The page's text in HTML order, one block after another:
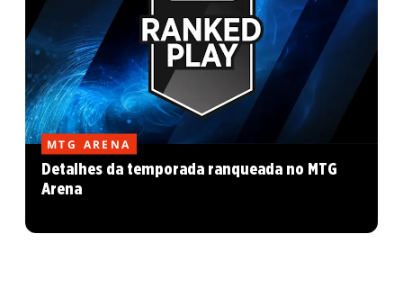
MTG ARENA
Detalhes da temporada ranqueada no MTG
Arena